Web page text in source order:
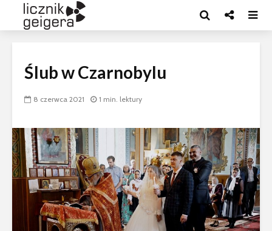
Ślub w Czarnobylu
8 czerwca 2021 1 min. lektury